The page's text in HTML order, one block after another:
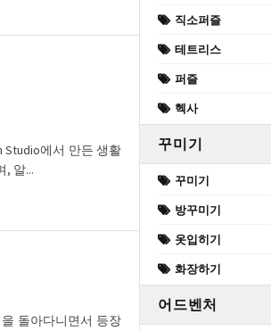
Studio에서 만든 생활
, 알...
돌아다니면서 등장
직소퍼즐
테트리스
퍼즐
헥사
꾸미기
꾸미기
방꾸미기
옷입히기
화장하기
어드벤처